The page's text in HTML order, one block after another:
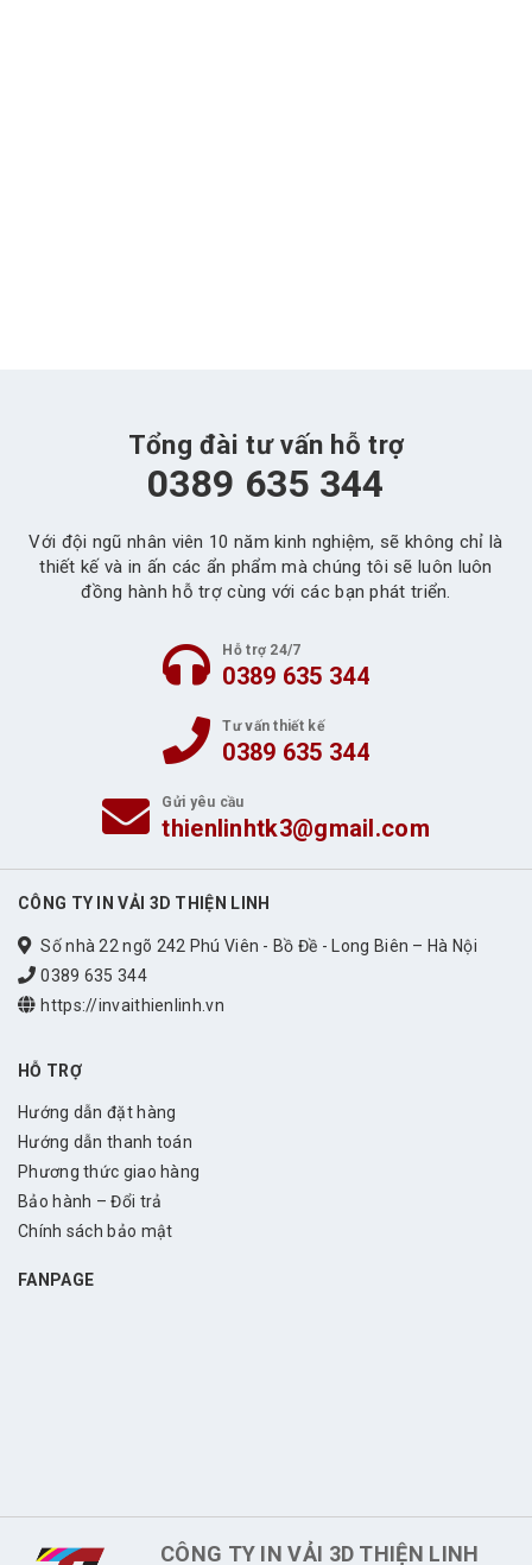
Tổng đài tư vấn hỗ trợ
0389 635 344
Với đội ngũ nhân viên 10 năm kinh nghiệm, sẽ không chỉ là
thiết kế và in ấn các ẩn phẩm mà chúng tôi sẽ luôn luôn
đồng hành hỗ trợ cùng với các bạn phát triển.
Hỗ trợ 24/7
0389 635 344
Tư vấn thiết kế
0389 635 344
Gửi yêu cầu
thienlinhtk3@gmail.com
CÔNG TY IN VẢI 3D THIỆN LINH
Số nhà 22 ngõ 242 Phú Viên - Bồ Đề - Long Biên – Hà Nội
0389 635 344
https://invaithienlinh.vn
HỖ TRỢ
Hướng dẫn đặt hàng
Hướng dẫn thanh toán
Phương thức giao hàng
Bảo hành – Đổi trả
Chính sách bảo mật
FANPAGE
CÔNG TY IN VẢI 3D THIỆN LINH